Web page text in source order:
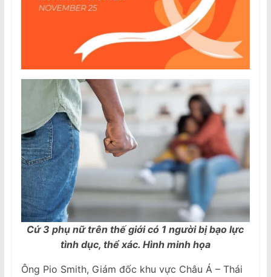
Cứ 3 phụ nữ trên thế giới có 1 người bị bạo lực
tình dục, thể xác. Hình minh họa
Ông Pio Smith, Giám đốc khu vực Châu Á – Thái